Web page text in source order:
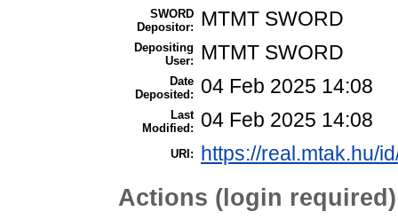
SWORD
Depositor:
MTMT SWORD
Depositing
User:
MTMT SWORD
Date
Deposited:
04 Feb 2025 14:08
Last
Modified:
04 Feb 2025 14:08
URI: https://real.mtak.hu/
Actions (login required)